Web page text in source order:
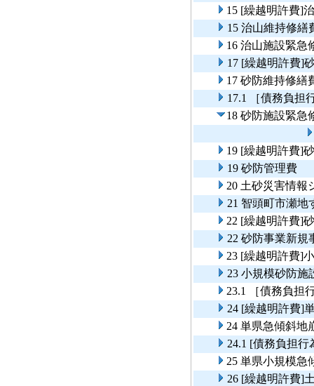
15 [繰越明許費]
15 治山維持修繕
16 治山施設緊急
17 [繰越明許費]
17 砂防維持修繕
17.1 ［債務負担
18 砂防施設緊急
19 [繰越明許費]
19 砂防管理費
20 土砂災害情報
21 智頭町市瀬地
22 [繰越明許費]
22 砂防事業新規
23 [繰越明許費]
23 小規模砂防施
23.1 ［債務負担
24 [繰越明許費]
24 単県急傾斜地
24.1 [債務負担
25 単県小規模急
26 [繰越明許費]